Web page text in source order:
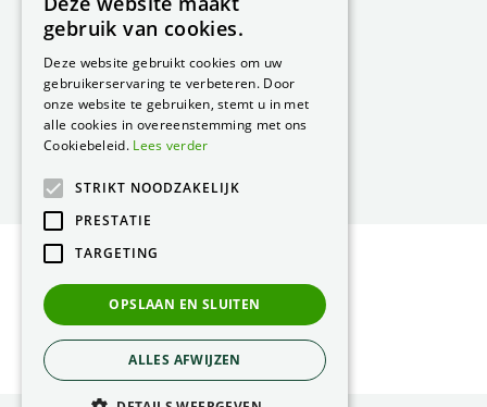
Peacock Garden Supports
Industrieweg 22
Nederland
0499 57 40 80
F. 0499 57 40 84
E.peacock@peacock.nl
Privacy Statement
Green Solutions
gebruik van cookies.
Deze website gebruikt cookies om uw
gebruikerservaring te verbeteren. Door
onze website te gebruiken, stemt u in met
alle cookies in overeenstemming met ons
Cookiebeleid. Lees verder
STRIKT NOODZAKELIJK
PRESTATIE
TARGETING
OPSLAAN EN SLUITEN
ALLES AFWIJZEN